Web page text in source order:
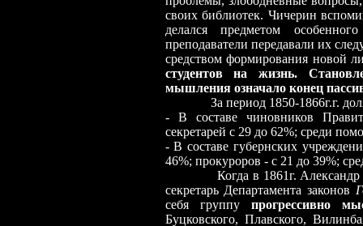
своих библиотек. Чичерин
делался предметом
преподаватели передавали их
средством формирования новой
студентов на жизнь.
мышления означало конец
За период 1850-1866г.г. доля
- В составе чиновников
секретарей с 29 до 62%; среди
- В составе губернских
46%; прокуроров - с 21 до 39%;
Когда в 1861г.
секретарь Департамента законов
себя группу прогрессивно
Буцковского, Плавского,